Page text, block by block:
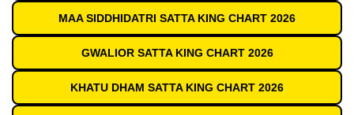
MAA SIDDHIDATRI SATTA KING CHART 2026
GWALIOR SATTA KING CHART 2026
KHATU DHAM SATTA KING CHART 2026